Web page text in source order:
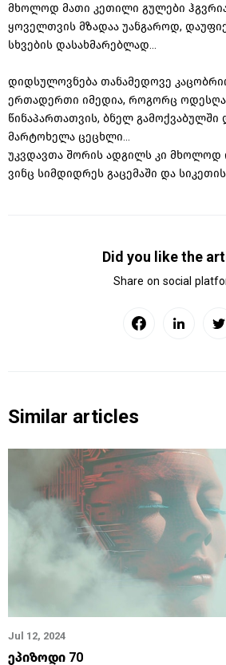
მხოლოდ მათი კეთილი გულები
ყოველთვის მზადაა უანგაროდ,
სხვების დასახმარებლად...
დიდსულოვნება თანამედოვე
ერთადერთი იმედია, როგორც
წინაპართათვის, ბნელ
მარტოხელა ცეცხლი...
უკვდავთა შორის ადგილს კი მხოლოდ
ვინც სიმდიდრეს გაცემაში და
Did you like the
Share on social
Similar articles
Jul 12, 2024
ეპიზოდი 70